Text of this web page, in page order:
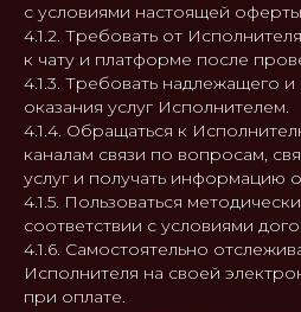
с условиями настоящей
4.1.2. Требовать от
к чату и платформе после
4.1.3. Требовать надлежащего
оказания услуг Исполнителем.
4.1.4. Обращаться к
каналам связи по вопросам,
услуг и получать информацию
4.1.5. Пользоваться
соответствии с условиями
4.1.6. Самостоятельно
Исполнителя на своей
при оплате.